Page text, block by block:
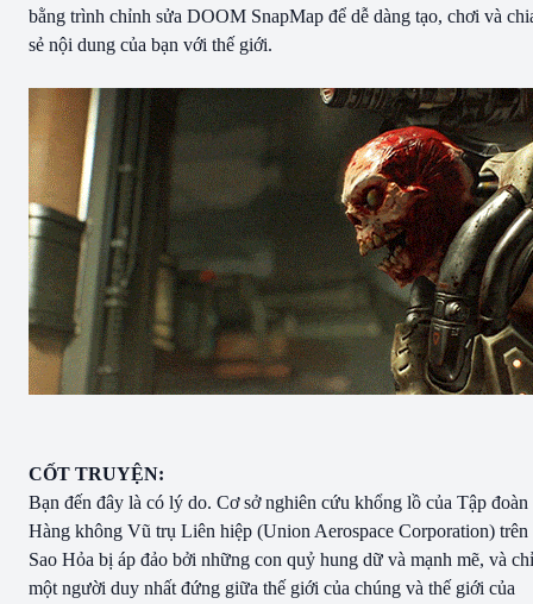
bằng trình chỉnh sửa DOOM SnapMap để dễ dàng tạo, chơi và
sẻ nội dung của bạn với thế giới.
CỐT TRUYỆN:
Bạn đến đây là có lý do. Cơ sở nghiên cứu khổng lồ của Tập đoàn
Hàng không Vũ trụ Liên hiệp (Union Aerospace Corporation) trên
Sao Hỏa bị áp đảo bởi những con quỷ hung dữ và mạnh mẽ, và chỉ
một người duy nhất đứng giữa thế giới của chúng và thế giới của